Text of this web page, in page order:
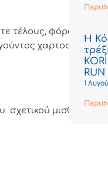
καταργηθεί, με το αντίστοιχο τέλος ή φόρο.
σχετικού μισθωτηρίου
Η
RUN
1